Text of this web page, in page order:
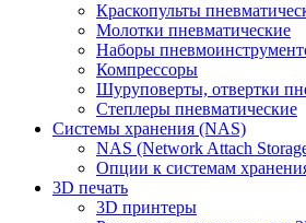
Краскопульты
Молотки пневматические
Наборы
Компрессоры
Шуруповерты, отвертки
Степлеры пневматические
Cистемы хранения (NAS)
NAS (Network Attach
Опции к системам
3D печать
3D принтеры